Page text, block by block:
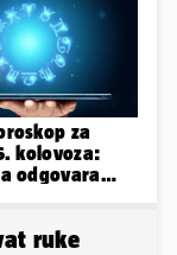
za
kolovoza:
odgovara
ruke